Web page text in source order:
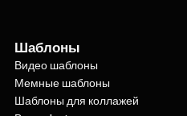
Шаблоны
Видео шаблоны
Мемные шаблоны
Шаблоны для коллажей